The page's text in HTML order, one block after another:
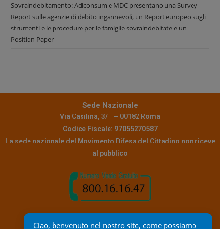
Sovraindebitamento: Adiconsum e MDC presentano una Survey
Report sulle agenzie di debito ingannevoli, un Report europeo sugli
strumenti e le procedure per le famiglie sovraindebitate e un
Position Paper
Sede Nazionale
Via Casilina, 3/T – 00182 Roma
Codice Fiscale: 97055270587
La sede nazionale del Movimento Difesa del Cittadino non riceve
al pubblico
Contatti
Ciao, benvenuto nel nostro sito, come possiamo